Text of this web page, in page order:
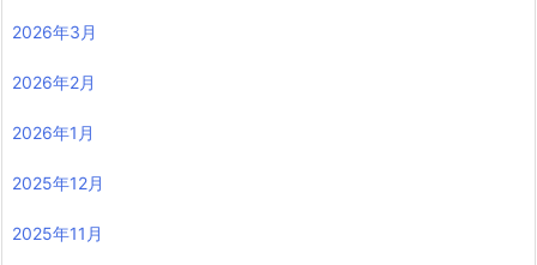
2026年3月
2026年2月
2026年1月
2025年12月
2025年11月